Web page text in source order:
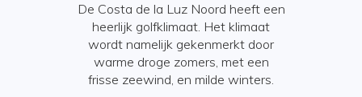
De Costa de la Luz Noord heeft een
heerlijk golfklimaat. Het klimaat
wordt namelijk gekenmerkt door
warme droge zomers, met een
frisse zeewind, en milde winters.